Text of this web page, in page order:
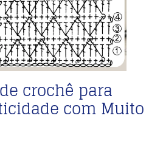
crochê para
com Muito